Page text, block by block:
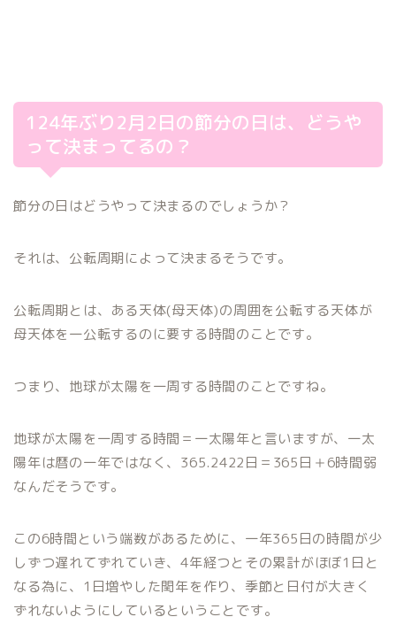
124年ぶり2月2日の節分の日は、どうや
って決まってるの？
節分の日はどうやって決まるのでしょうか？
それは、公転周期によって決まるそうです。
公転周期とは、ある天体(母天体)の周囲を公転する天体が
母天体を一公転するのに要する時間のことです。
つまり、地球が太陽を一周する時間のことですね。
地球が太陽を一周する時間＝一太陽年と言いますが、一太
陽年は暦の一年ではなく、365.2422日＝365日＋6時間弱
なんだそうです。
この6時間という端数があるために、一年365日の時間が少
しずつ遅れてずれていき、4年経つとその累計がほぼ1日と
なる為に、1日増やした閏年を作り、季節と日付が大きく
ずれないようにしているということです。